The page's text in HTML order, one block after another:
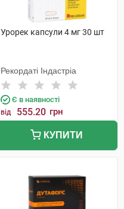
Урорек капсули 4 мг 30 шт
Рекордаті Індастріа
Є в наявності
від 555.20 грн
КУПИТИ